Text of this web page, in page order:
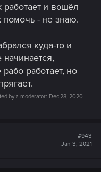
работает и вошёл
помочь - не знаю.
куда-то и
работает, но
by a moderator: Dec 28, 2020
#943
Jan 3, 2021